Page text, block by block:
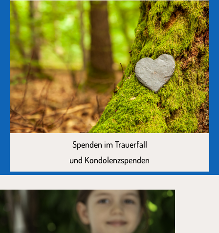
Spenden im Trauerfall
und Kondolenzspenden